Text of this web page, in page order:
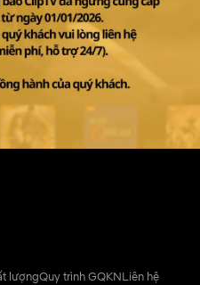
lượngQuy trình GQKNLiên hệ